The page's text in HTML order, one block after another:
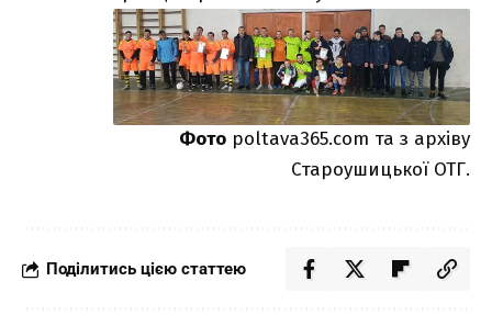
Фото poltava365.com та з архіву
Староушицької ОТГ.
Поділитись цією статтею